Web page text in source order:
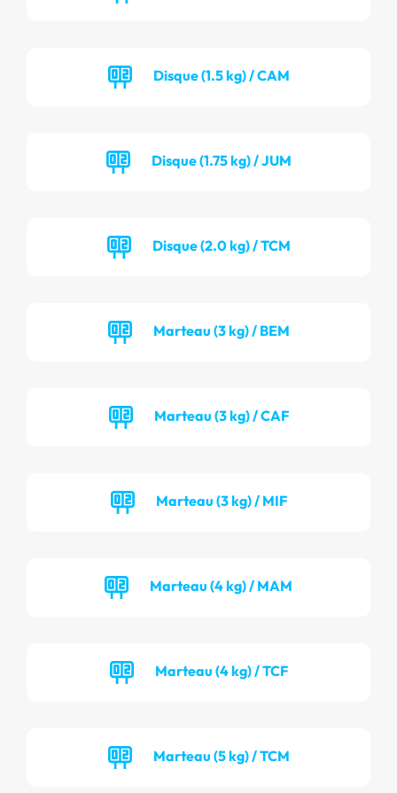
Disque (1.5 kg) / CAM
Disque (1.75 kg) / JUM
Disque (2.0 kg) / TCM
Marteau (3 kg) / BEM
Marteau (3 kg) / CAF
Marteau (3 kg) / MIF
Marteau (4 kg) / MAM
Marteau (4 kg) / TCF
Marteau (5 kg) / TCM